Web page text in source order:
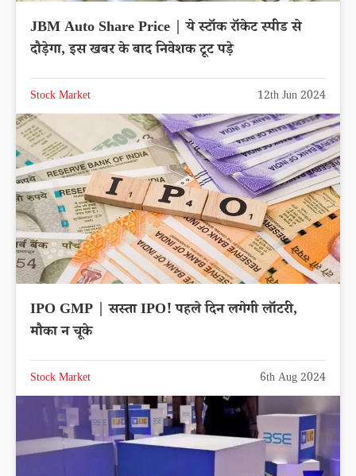
JBM Auto Share Price | ये स्टॉक रॉकेट स्पीड से
दौड़ेगा, इस खबर के बाद निवेशक टूट पड़े
Stock Market 12th Jun 2024
IPO GMP | सस्ता IPO! पहले दिन लगेगी लॉटरी,
मौका न चूके
Stock Market 6th Aug 2024